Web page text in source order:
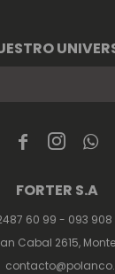
  
FORTER S.A
60 99 - 093 908
Cabal 2615,